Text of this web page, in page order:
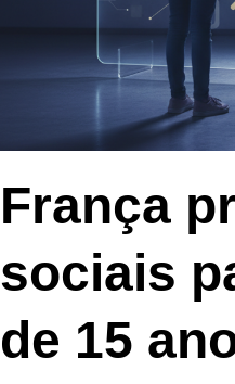
França
sociais
de 15